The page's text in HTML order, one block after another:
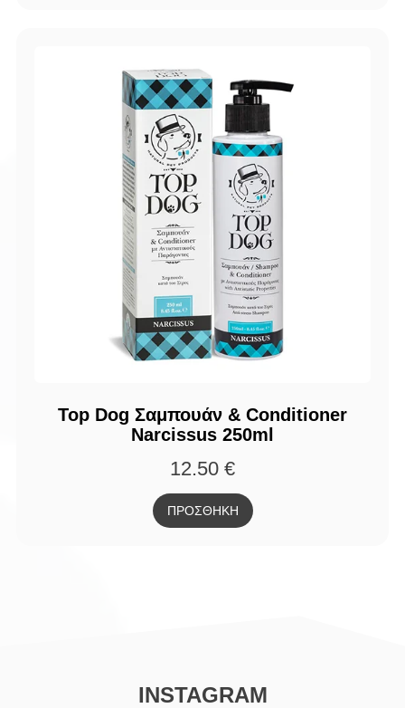
Top Dog Σαμπουάν & Conditioner
Narcissus 250ml
12.50 €
ΠΡΟΣΘΗΚΗ
INSTAGRAM